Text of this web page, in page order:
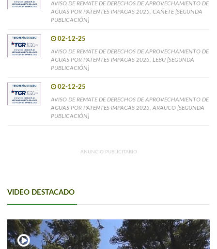
AVISO DE REMATE DE DERECHOS DE APROVECHAMIENTO DE
AGUAS POR PATENTES IMPAGAS 2025, CAÑETE [SEGUNDA
PUBLICACIÓN]
02-12-25
AVISO DE REMATE DE DERECHOS DE APROVECHAMIENTO DE
AGUAS POR PATENTES IMPAGAS 2025, LEBU [SEGUNDA
PUBLICACIÓN]
02-12-25
AVISO DE REMATE DE DERECHOS DE APROVECHAMIENTO DE
AGUAS POR PATENTES IMPAGAS 2025, ARAUCO [SEGUNDA
PUBLICACIÓN]
ANUNCIO PUBLICITARIO
VIDEO DESTACADO